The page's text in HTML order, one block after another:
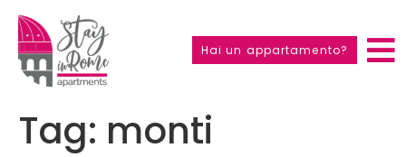
Hai un appartamento?
Tag: monti